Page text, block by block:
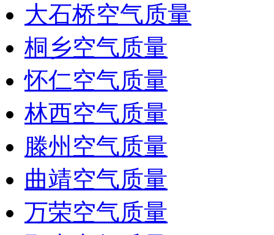
大石桥空气质量
桐乡空气质量
怀仁空气质量
林西空气质量
滕州空气质量
曲靖空气质量
万荣空气质量